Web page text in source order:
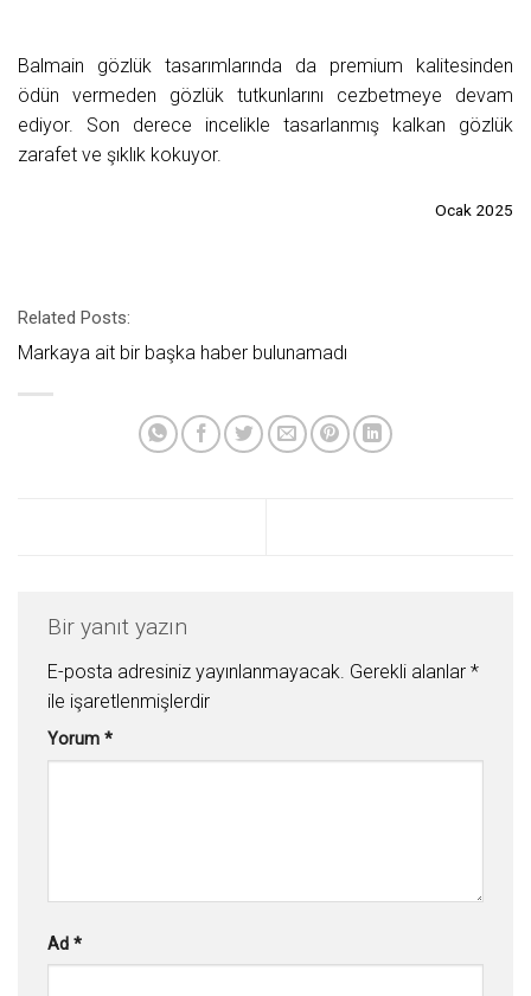
Balmain gözlük tasarımlarında da premium kalitesinden
ödün vermeden gözlük tutkunlarını cezbetmeye devam
ediyor. Son derece incelikle tasarlanmış kalkan gözlük
zarafet ve şıklık kokuyor.
Ocak 2025
Related Posts:
Markaya ait bir başka haber bulunamadı
Bir yanıt yazın
E-posta adresiniz yayınlanmayacak. Gerekli alanlar *
ile işaretlenmişlerdir
Yorum *
Ad *